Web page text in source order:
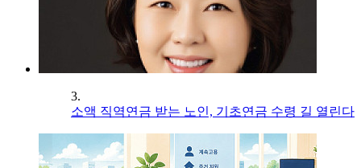
3.
소액 직역연금 받는 노인, 기초연금 수령 길 열린다